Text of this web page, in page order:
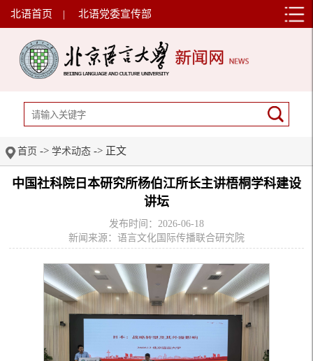
北语首页 | 北语党委宣传部
首页 -> 学术动态 -> 正文
中国社科院日本研究所杨伯江所长主讲梧桐学科建设
讲坛
发布时间：2026-06-18
新闻来源：语言文化国际传播联合研究院